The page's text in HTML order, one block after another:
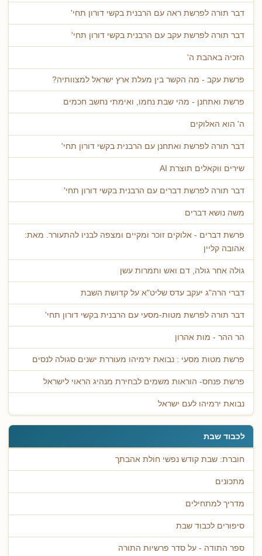
דבר תורה לפרשת ראה עם הרבנית בקשי דורון תחי'
דבר תורה לפרשת עקב עם הרבנית בקשי דורון תחי'
הזכיה באהבת ה'
פרשת עקב - מה הקשר בין מעלת ארץ ישראל למצוותיה?
פרשת ואתחנן - מהי שבת נחמו, ואימתי נחשב חכמים
ה' הוא האלוקים
דבר תורה לפרשת ואתחנן עם הרבנית בקשי דורון תחי'
שירים ווקאלים תוצרת AI
דבר תורה לפרשת דברים עם הרבנית בקשי דורון תחי'
משה נושא דברים
פרשת דברים - אלוקים זוכר ומקיים ומצפה לבניו להתעורר. מאת:
אהובה קליין
גולה אחר גולה, דם ואש ותמרות עשן
דברי הרה"ג יעקב עדס שליט"א על קדושת השבת
דבר תורה לפרשת מטות-מסעי עם הרבנית בקשי דורון תחי'
הר ההר - מות אהרון
פרשת מטות מסעי : נבואת ירמיהו מעוררת ישנים סגולה לנסים
פרשת פנחס- הוראות משמים לבחירת מנהיג הראוי לישראל
נבואת ירמיהו לעם ישראל
לכבוד שבת
חוברת: שבת קודש נפשי חולת אהבתך
מתכונים
מדריך למתחילים
סיפורים לכבוד שבת
ספר התודה - על סדר פרשיות התורה